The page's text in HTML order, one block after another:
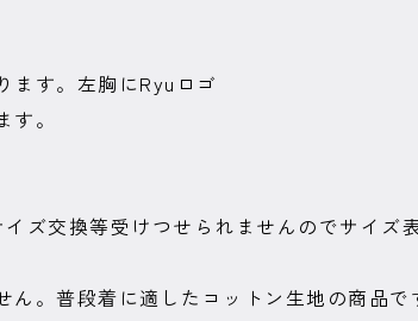
ます。左胸にRyuロゴ
。
ズ交換等受けつせられませんのでサイズ
。普段着に適したコットン生地の商品で